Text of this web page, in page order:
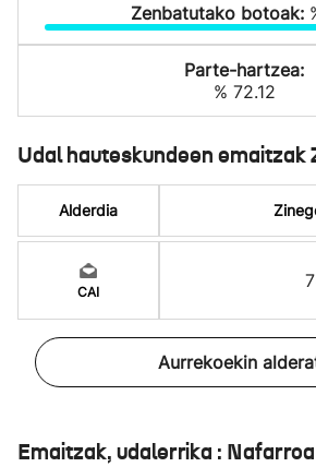
Zenbatutako botoak:
Parte-hartzea:
% 72.12
Udal hauteskundeen emaitzak
Alderdia
CAI
7
Aurrekoekin
Emaitzak, udalerrika : Nafarroa